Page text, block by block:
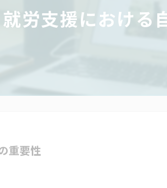
就労支援における
重要性